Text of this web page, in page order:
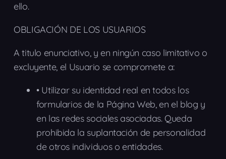
ello.
OBLIGACIÓN DE LOS USUARIOS
A titulo enunciativo, y en ningún caso limitativo o
excluyente, el Usuario se compromete a:
• Utilizar su identidad real en todos los
formularios de la Página Web, en el blog y
en las redes sociales asociadas. Queda
prohibida la suplantación de personalidad
de otros individuos o entidades.